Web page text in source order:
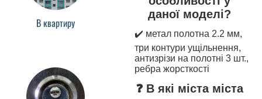
В квартиру
даної моделі?
✔️ метал полотна 2.2 мм,
три контури ущільнення,
антизрізи на полотні 3 шт.,
ребра жорсткості
❓ В які міста міста